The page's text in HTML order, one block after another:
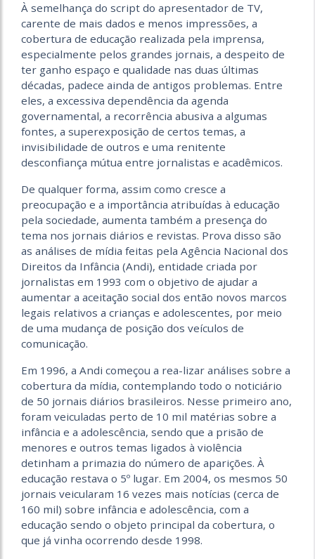
À semelhança do script do apresentador de TV,
carente de mais dados e menos impressões, a
cobertura de educação realizada pela imprensa,
especialmente pelos grandes jornais, a despeito de
ter ganho espaço e qualidade nas duas últimas
décadas, padece ainda de antigos problemas. Entre
eles, a excessiva dependência da agenda
governamental, a recorrência abusiva a algumas
fontes, a superexposição de certos temas, a
invisibilidade de outros e uma renitente
desconfiança mútua entre jornalistas e acadêmicos.
De qualquer forma, assim como cresce a
preocupação e a importância atribuídas à educação
pela sociedade, aumenta também a presença do
tema nos jornais diários e revistas. Prova disso são
as análises de mídia feitas pela Agência Nacional dos
Direitos da Infância (Andi), entidade criada por
jornalistas em 1993 com o objetivo de ajudar a
aumentar a aceitação social dos então novos marcos
legais relativos a crianças e adolescentes, por meio
de uma mudança de posição dos veículos de
comunicação.
Em 1996, a Andi começou a rea-lizar análises sobre a
cobertura da mídia, contemplando todo o noticiário
de 50 jornais diários brasileiros. Nesse primeiro ano,
foram veiculadas perto de 10 mil matérias sobre a
infância e a adolescência, sendo que a prisão de
menores e outros temas ligados à violência
detinham a primazia do número de aparições. À
educação restava o 5º lugar. Em 2004, os mesmos 50
jornais veicularam 16 vezes mais notícias (cerca de
160 mil) sobre infância e adolescência, com a
educação sendo o objeto principal da cobertura, o
que já vinha ocorrendo desde 1998.